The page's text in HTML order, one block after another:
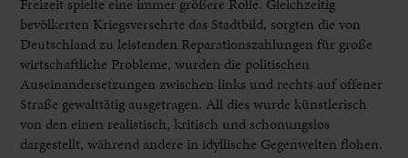
bevölkerten Kriegsversehrte das Stadtbild, sorgten die von
Deutschland zu leistenden Reparationszahlungen für große
wirtschaftliche Probleme, wurden die politischen
Auseinandersetzungen zwischen links und rechts auf offener
Straße gewalttätig ausgetragen. All dies wurde künstlerisch
von den einen realistisch, kritisch und schonungslos
dargestellt, während andere in idyllische Gegenwelten flohen.